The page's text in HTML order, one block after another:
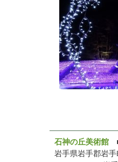
石神の丘美術館
岩手県岩手郡岩